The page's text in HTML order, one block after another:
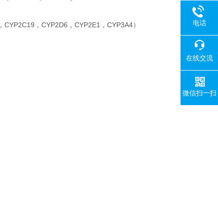
，CYP2D6，CYP2E1，CYP3A4）
电话
在线交流
微信扫一扫